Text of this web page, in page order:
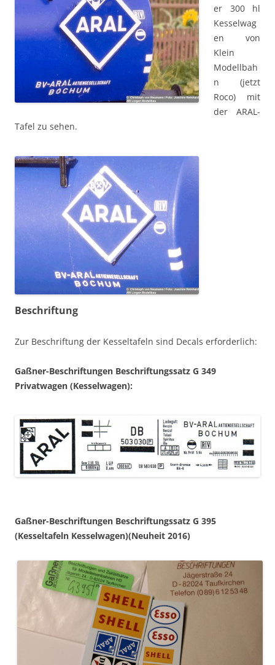
er 300 hl
Kesselwag
en von
Klein
Modellbah
n (jetzt
Roco) mit
der ARAL-
Tafel zu sehen.
Beschriftung
Zur Beschriftung der Kesseltafeln sind Decals erforderlich:
Gaßner-Beschriftungen Beschriftungssatz G 349
Privatwagen (Kesselwagen):
Gaßner-Beschriftungen Beschriftungssatz G 395
(Kesseltafeln Kesselwagen)(Neuheit 2016)